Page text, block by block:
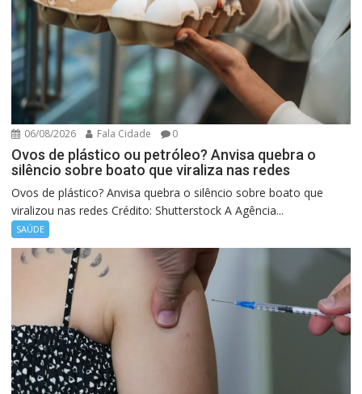
06/08/2026 Fala Cidade 0
Ovos de plástico ou petróleo? Anvisa quebra o
silêncio sobre boato que viraliza nas redes
Ovos de plástico? Anvisa quebra o silêncio sobre boato que
viralizou nas redes Crédito: Shutterstock A Agência...
SAÚDE